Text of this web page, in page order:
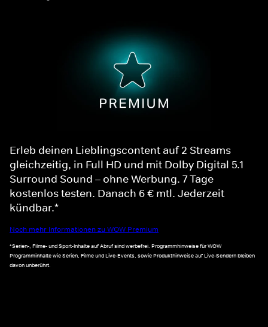
Erleb deinen Lieblingscontent auf 2 Streams
gleichzeitig, in Full HD und mit Dolby Digital 5.1
Surround Sound – ohne Werbung. 7 Tage
kostenlos testen. Danach 6 € mtl. Jederzeit
kündbar.*
Noch mehr Informationen zu WOW Premium
*Serien-, Filme- und Sport-Inhalte auf Abruf sind werbefrei. Programmhinweise für WOW
Programminhalte wie Serien, Filme und Live-Events, sowie Produkthinweise auf Live-Sendern bleiben
davon unberührt.